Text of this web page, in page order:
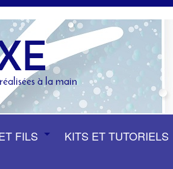
FILS KITS ET TUTORIELS